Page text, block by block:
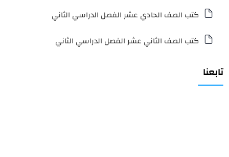
كتب الصف الحادي عشر الفصل الدراسي الثاني
كتب الصف الثاني عشر الفصل الدراسي الثاني
تابعنا